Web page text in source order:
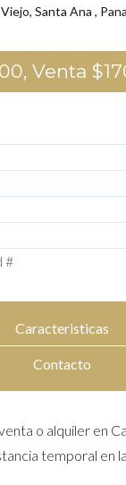
Santa Ana ,
Venta
#
Caracteristicas
Contacto
o alquiler en
temporal en